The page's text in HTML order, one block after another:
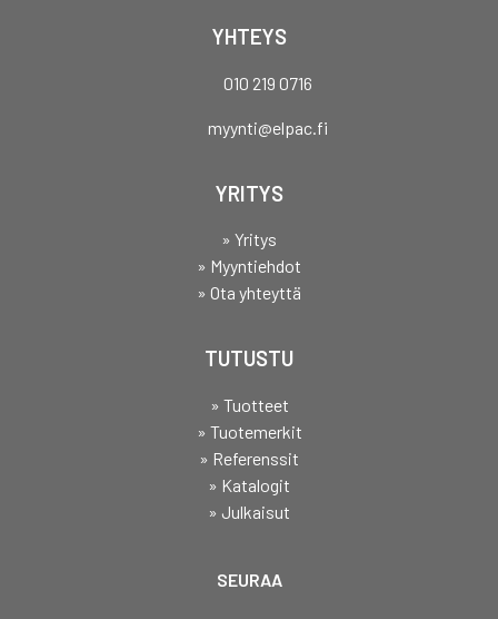
YHTEYS
010 219 0716
myynti@elpac.fi
YRITYS
» Yritys
» Myyntiehdot
» Ota yhteyttä
TUTUSTU
» Tuotteet
» Tuotemerkit
» Referenssit
» Katalogit
» Julkaisut
SEURAA